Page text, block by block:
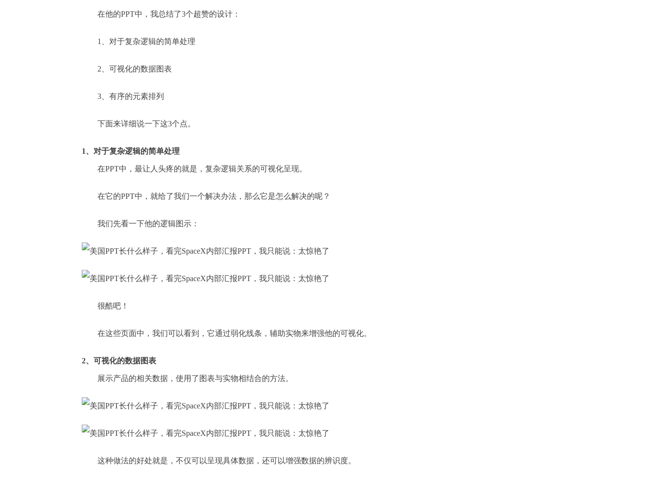
在他的PPT中，我总结了3个超赞的设计：
1、对于复杂逻辑的简单处理
2、可视化的数据图表
3、有序的元素排列
下面来详细说一下这3个点。
1、对于复杂逻辑的简单处理
在PPT中，最让人头疼的就是，复杂逻辑关系的可视化呈现。
在它的PPT中，就给了我们一个解决办法，那么它是怎么解决的呢？
我们先看一下他的逻辑图示：
很酷吧！
在这些页面中，我们可以看到，它通过弱化线条，辅助实物来增强他的可视化。
2、可视化的数据图表
展示产品的相关数据，使用了图表与实物相结合的方法。
这种做法的好处就是，不仅可以呈现具体数据，还可以增强数据的辨识度。